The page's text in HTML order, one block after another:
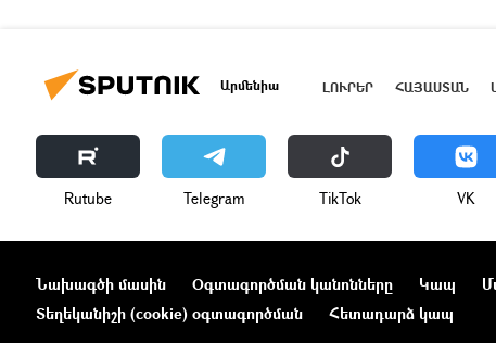
Արմենիա ԼՈՒՐԵՐ ՀԱՅԱՍՏԱՆ
Rutube Telegram ТikТоk VK
Նախագծի մասին Օգտագործման կանոնները Կապ
Տեղեկանիշի (cookie) օգտագործման
Հետադարձ կապ